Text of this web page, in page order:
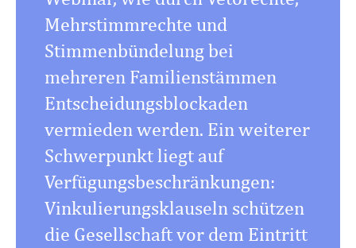
Mehrstimmrechte und
Stimmenbündelung bei
mehreren Familienstämmen
Entscheidungsblockaden
vermieden werden. Ein weiterer
Schwerpunkt liegt auf
Verfügungsbeschränkungen:
Vinkulierungsklauseln schützen
die Gesellschaft vor dem Eintritt